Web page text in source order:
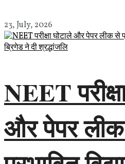
23, July, 2026
NEET
और पेपर